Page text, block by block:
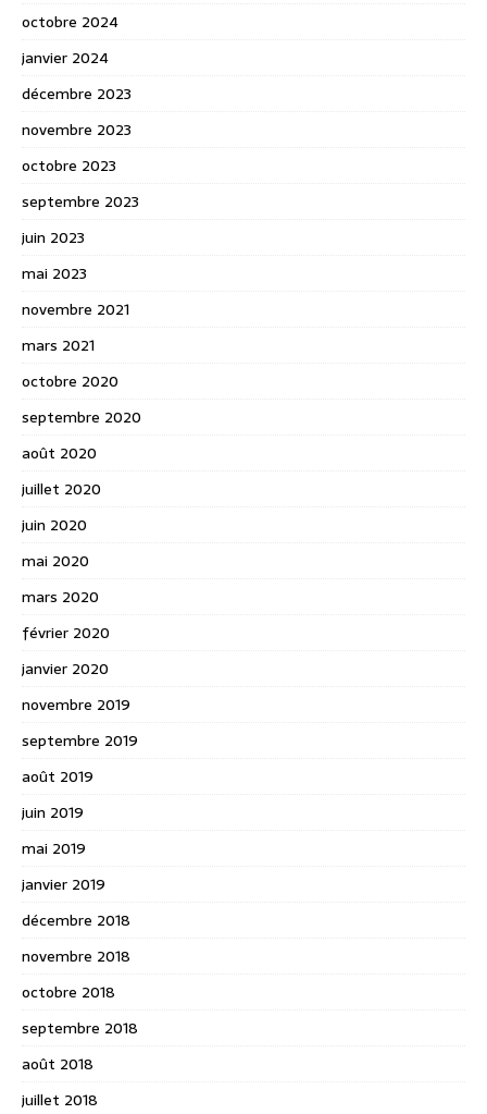
octobre 2024
janvier 2024
décembre 2023
novembre 2023
octobre 2023
septembre 2023
juin 2023
mai 2023
novembre 2021
mars 2021
octobre 2020
septembre 2020
août 2020
juillet 2020
juin 2020
mai 2020
mars 2020
février 2020
janvier 2020
novembre 2019
septembre 2019
août 2019
juin 2019
mai 2019
janvier 2019
décembre 2018
novembre 2018
octobre 2018
septembre 2018
août 2018
juillet 2018